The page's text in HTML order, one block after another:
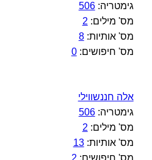
גימטריה:506
מס' מילים: 2
מס' אותיות:8
מס' חיפושים:0
אלה חננשווילי
גימטריה:506
מס' מילים: 2
מס' אותיות:13
מס' חיפושים: 2